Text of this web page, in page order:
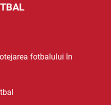
fotbalului în